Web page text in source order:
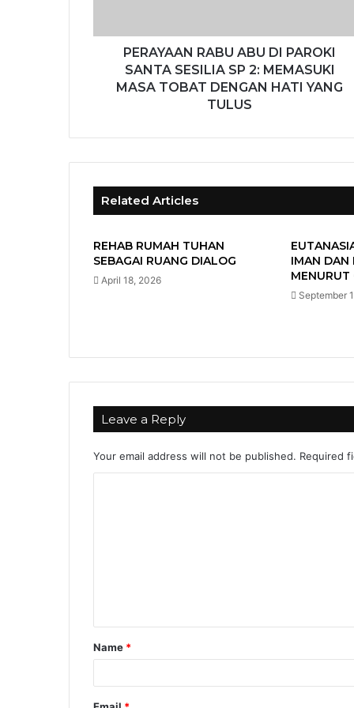
PERAYAAN RABU ABU DI PAROKI
SANTA SESILIA SP 2: MEMASUKI
MASA TOBAT DENGAN HATI YANG
TULUS
Related Articles
REHAB RUMAH TUHAN
SEBAGAI RUANG DIALOG
April 18, 2026
IMAN DAN
MENURUT
September
Leave a Reply
Your email address will not be published. Required
t
*
Name *